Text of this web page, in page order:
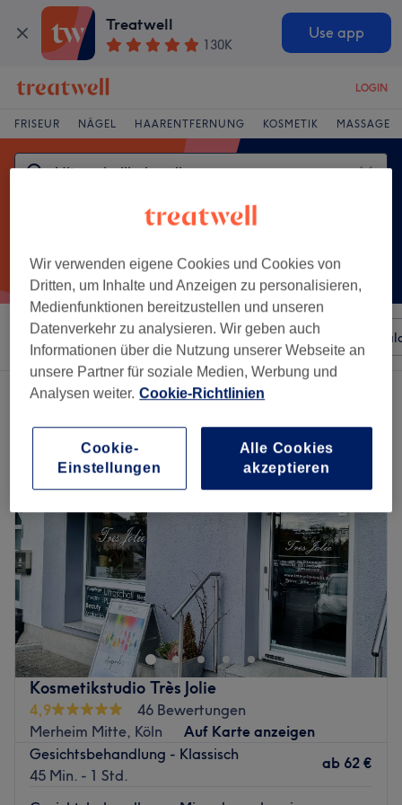
Treatwell
130K
Use app
LOGIN
FRISEUR NÄGEL HAARENTFERNUNG KOSMETIK MASSAGE
Sortieren nach Beliebiger Preis Besonderheiten
Ein Salon, der anbietet:
Kosmetikstudio Très Jolie
4,9
46 Bewertungen
Merheim Mitte, Köln
Auf Karte anzeigen
Gesichtsbehandlung - Klassisch
45 Min. - 1 Std.
ab 62 €
Wir verwenden eigene Cookies und Cookies von
Dritten, um Inhalte und Anzeigen zu personalisieren,
Medienfunktionen bereitzustellen und unseren
Datenverkehr zu analysieren. Wir geben auch
Informationen über die Nutzung unserer Webseite an
unsere Partner für soziale Medien, Werbung und
Analysen weiter. Cookie-Richtlinien
Cookie-
Einstellungen
Alle Cookies
akzeptieren